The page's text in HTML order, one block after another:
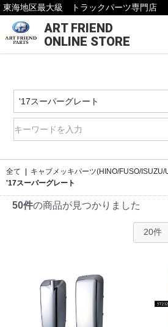
東海地区最大級 トラックパーツ専門店
ART FRIEND
ONLINE STORE
全て キャブメッキパーツ(HINO/FUSO/ISUZU/
'17スーパーグレート
50件の商品が見つかりました